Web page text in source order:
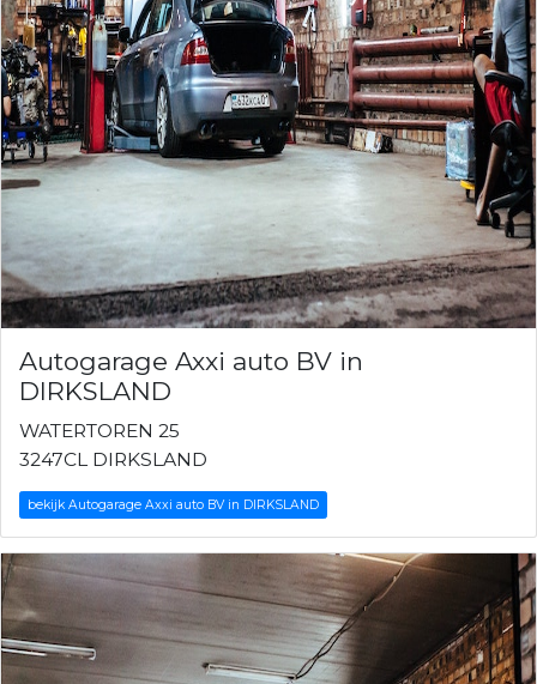
Autogarage Axxi auto BV in
DIRKSLAND
WATERTOREN 25
3247CL DIRKSLAND
bekijk Autogarage Axxi auto BV in DIRKSLAND